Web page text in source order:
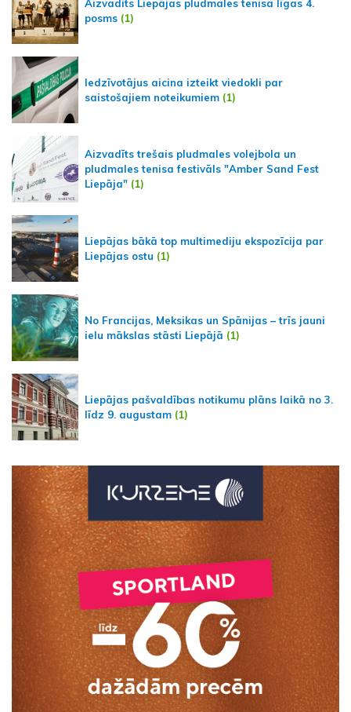
Aizvadīts Liepājas pludmales tenisa līgas 4.
posms (1)
Iedzīvotājus aicina izteikt viedokli par
saistošajiem noteikumiem (1)
Aizvadīts trešais pludmales volejbola un
pludmales tenisa festivāls "Amber Sand Fest
Liepāja" (1)
Liepājas bākā top multimediju ekspozīcija par
Liepājas ostu (1)
No Francijas, Meksikas un Spānijas – trīs jauni
ielu mākslas stāsti Liepājā (1)
Liepājas pašvaldības notikumu plāns laikā no 3.
līdz 9. augustam (1)